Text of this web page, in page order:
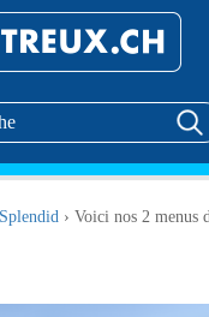
› Voici nos 2 menus